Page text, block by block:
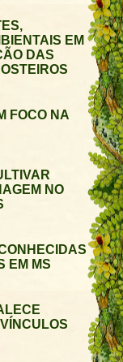
EM
DAS
FOCO NA
NO
EM MS